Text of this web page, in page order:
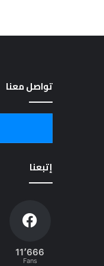
تواصل معنا
إتبعنا
11٬666
Fans